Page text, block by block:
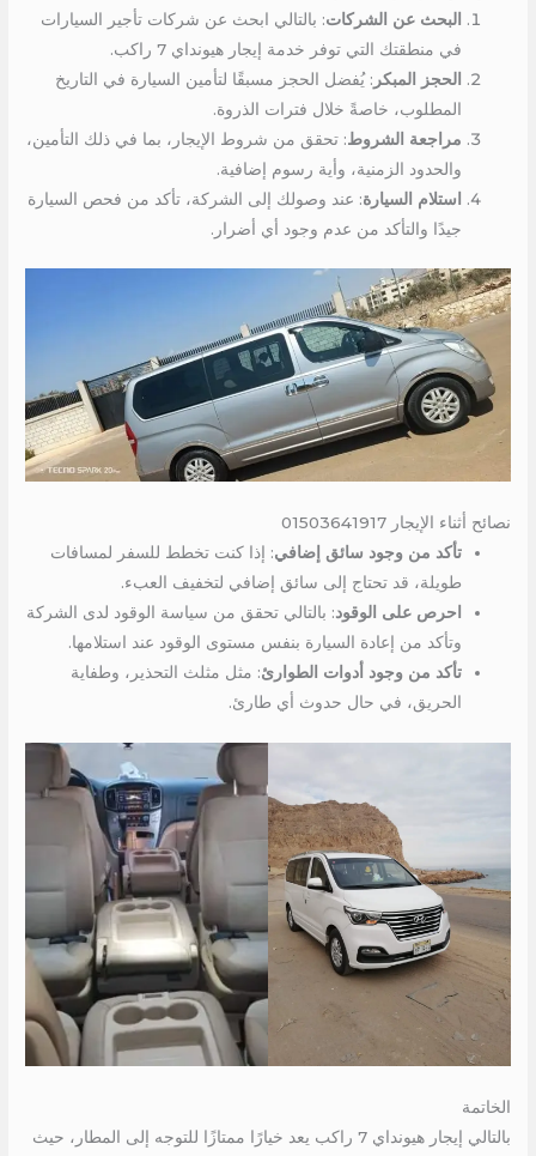
البحث عن الشركات: بالتالي ابحث عن شركات تأجير السيارات
في منطقتك التي توفر خدمة إيجار هيونداي 7 راكب.
الحجز المبكر : يُفضل الحجز مسبقًا لتأمين السيارة في التاريخ
المطلوب، خاصةً خلال فترات الذروة.
مراجعة الشروط: تحقق من شروط الإيجار، بما في ذلك التأمين،
والحدود الزمنية، وأية رسوم إضافية.
استلام السيارة: عند وصولك إلى الشركة، تأكد من فحص السيارة
جيدًا والتأكد من عدم وجود أي أضرار.
نصائح أثناء الإيجار 01503641917
تأكد من وجود سائق إضافي: إذا كنت تخطط للسفر لمسافات
طويلة، قد تحتاج إلى سائق إضافي لتخفيف العبء.
احرص على الوقود: بالتالي تحقق من سياسة الوقود لدى الشركة
وتأكد من إعادة السيارة بنفس مستوى الوقود عند استلامها.
تأكد من وجود أدوات الطوارئ: مثل مثلث التحذير، وطفاية
الحريق، في حال حدوث أي طارئ.
الخاتمة
بالتالي إيجار هيونداي 7 راكب يعد خيارًا ممتازًا للتوجه إلى المطار، حيث